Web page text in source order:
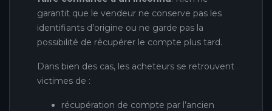
garantit que le vendeur ne conserve pas les
identifiants d’origine ou ne garde pas la
possibilité de récupérer le compte plus tard.
Dans bien des cas, les acheteurs se retrouvent
victimes de :
récupération de compte par l’ancien